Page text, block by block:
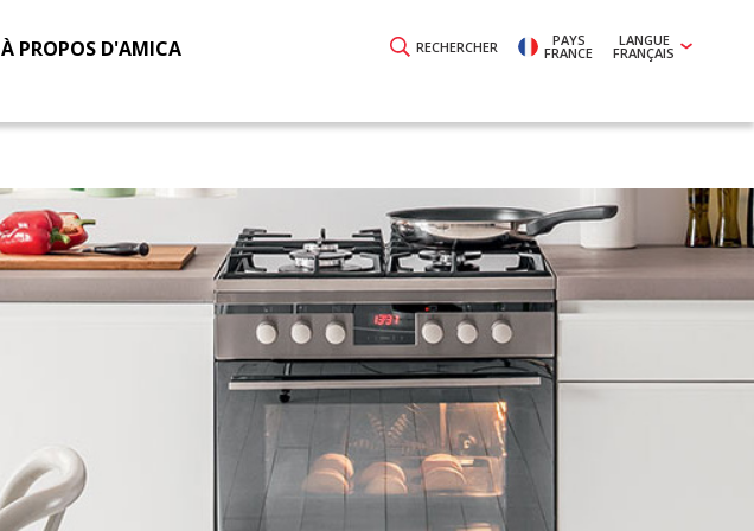
RECHERCHER PAYS
FRANCE
LANGUE
FRANÇAIS
À PROPOS D'AMICA